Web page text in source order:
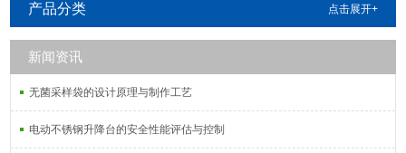
产品分类 点击展开+
新闻资讯
无菌采样袋的设计原理与制作工艺
电动不锈钢升降台的安全性能评估与控制